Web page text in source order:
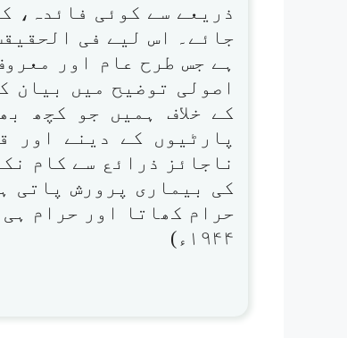
ذریعے سے کوئی فائدہ،
جائے۔ اس لیے فی
ہے جس طرح عام اور
اصولی توضیح میں بیان
کے خلاف ہمیں جو کچھ
پارٹیوں کے دینے اور
ناجائز ذرائع سے کام
کی بیماری پرورش پاتی
حرام کھاتا اور حرام
۱۹۴۴ء)